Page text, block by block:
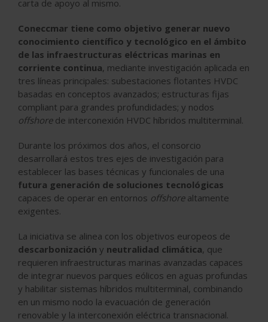
carta de apoyo al mismo.
Coneccmar tiene como objetivo generar nuevo
conocimiento científico y tecnológico en el ámbito
de las infraestructuras eléctricas marinas en
corriente continua, mediante investigación aplicada en
tres líneas principales: subestaciones flotantes HVDC
basadas en conceptos avanzados; estructuras fijas
compliant para grandes profundidades; y nodos
offshorede interconexión HVDC híbridos multiterminal.
Durante los próximos dos años, el consorcio
desarrollará estos tres ejes de investigación para
establecer las bases técnicas y funcionales de una
futura generación de soluciones tecnológicas
capaces de operar en entornos offshorealtamente
exigentes.
La iniciativa se alinea con los objetivos europeos de
descarbonización y neutralidad climática, que
requieren infraestructuras marinas avanzadas capaces
de integrar nuevos parques eólicos en aguas profundas
y habilitar sistemas híbridos multiterminal, combinando
en un mismo nodo la evacuación de generación
renovable y la interconexión eléctrica transnacional.